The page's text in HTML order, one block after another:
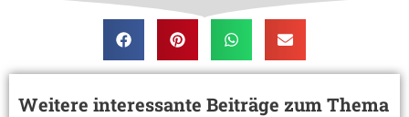
Weitere interessante Beiträge zum Thema